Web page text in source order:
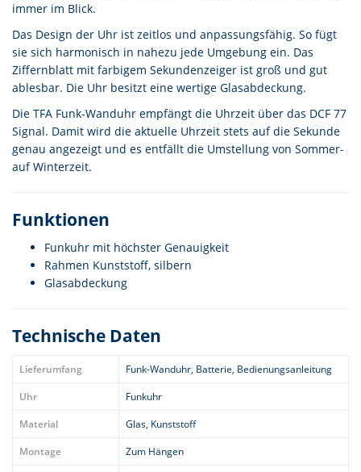
immer im Blick.
Das Design der Uhr ist zeitlos und anpassungsfähig. So fügt
sie sich harmonisch in nahezu jede Umgebung ein. Das
Ziffernblatt mit farbigem Sekundenzeiger ist groß und gut
ablesbar. Die Uhr besitzt eine wertige Glasabdeckung.
Die TFA Funk-Wanduhr empfängt die Uhrzeit über das DCF 77
Signal. Damit wird die aktuelle Uhrzeit stets auf die Sekunde
genau angezeigt und es entfällt die Umstellung von Sommer-
auf Winterzeit.
Funktionen
Funkuhr mit höchster Genauigkeit
Rahmen Kunststoff, silbern
Glasabdeckung
Technische Daten
Lieferumfang
Funk-Wanduhr, Batterie, Bedienungsanleitung
Uhr
Funkuhr
Material
Glas, Kunststoff
Montage
Zum Hängen